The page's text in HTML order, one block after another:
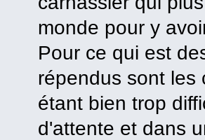
monde pour y
Pour ce qui est
répendus sont les
étant bien trop
d'attente et dans